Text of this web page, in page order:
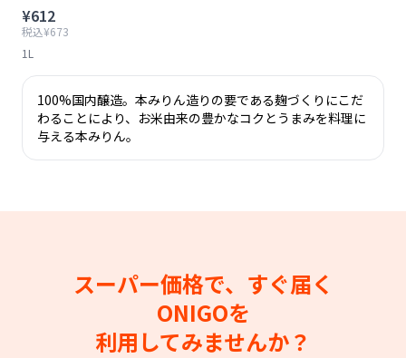
¥612
税込¥673
1L
100%国内醸造。本みりん造りの要である麹づくりにこだ
わることにより、お米由来の豊かなコクとうまみを料理に
与える本みりん。
スーパー価格で、すぐ届く
ONIGOを
利用してみませんか？